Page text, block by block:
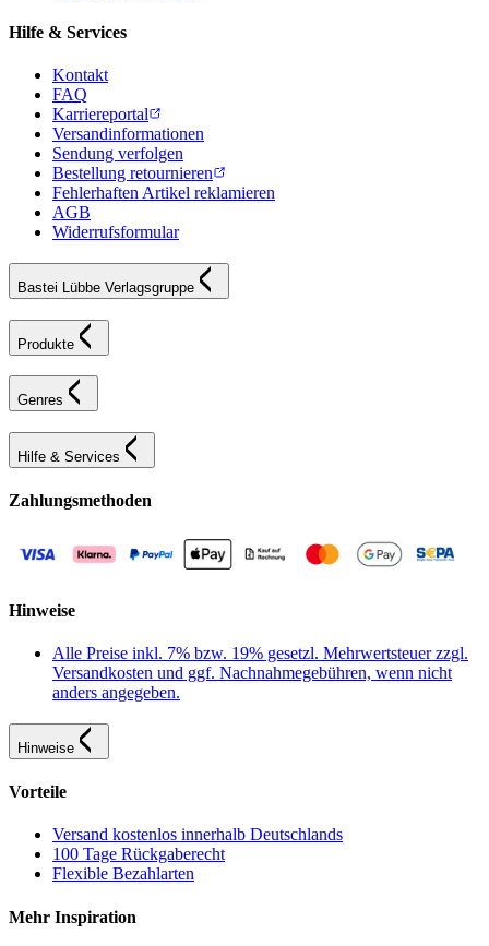
Hilfe & Services
Kontakt
FAQ
Karriereportal
Versandinformationen
Sendung verfolgen
Bestellung retournieren
Fehlerhaften Artikel reklamieren
AGB
Widerrufsformular
Bastei Lübbe Verlagsgruppe
Produkte
Genres
Hilfe & Services
Zahlungsmethoden
Hinweise
Alle Preise inkl. 7% bzw. 19% gesetzl. Mehrwertsteuer zzgl.
Versandkosten und ggf. Nachnahmegebühren, wenn nicht
anders angegeben.
Hinweise
Vorteile
Versand kostenlos innerhalb Deutschlands
100 Tage Rückgaberecht
Flexible Bezahlarten
Mehr Inspiration